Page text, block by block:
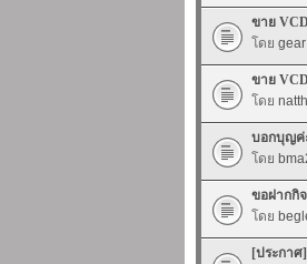
ขาย
โดย gear
ขาย
โดย
บอกบุญค่
โดย
ขอฝากกิ
โดย
[ประกา